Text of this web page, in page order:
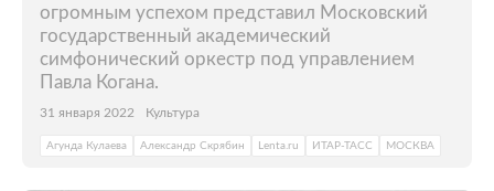
огромным успехом представил Московский
государственный академический
симфонический оркестр под управлением
Павла Когана.
31 января 2022 Культура
Агунда Кулаева Александр Скрябин Lenta.ru ИТАР-ТАСС МОСКВА